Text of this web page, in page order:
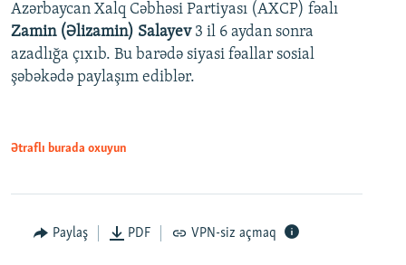
Azərbaycan Xalq Cəbhəsi Partiyası (AXCP) fəalı
Zamin (Əlizamin) Salayev 3 il 6 aydan sonra
azadlığa çıxıb. Bu barədə siyasi fəallar sosial
şəbəkədə paylaşım ediblər.
Ətraflı burada oxuyun
Paylaş PDF VPN-siz açmaq